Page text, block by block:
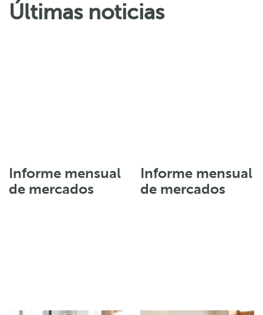
Últimas noticias
Informe mensual
de mercados
Informe mensual
de mercados